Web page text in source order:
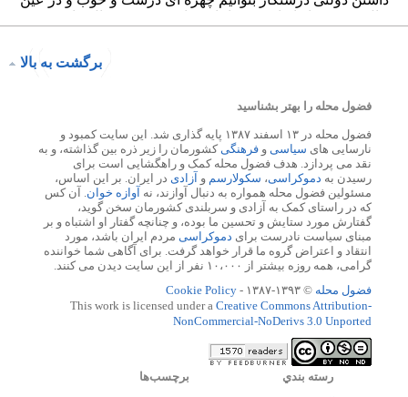
برگشت به بالا
فضول محله را بهتر بشناسید
فضول محله در ۱۳ اسفند ۱۳۸۷ پایه گذاری شد. این سایت کمبود و
نارسایی های سیاسی و فرهنگیکشورمان را زیر ذره بین گذاشته، و به
نقد می پردازد. هدف فضول محله کمک و راهگشایی است برای
رسیدن به دموکراسی، سکولارسم و آزادی در ایران. بر این اساس،
مسئولین فضول محله همواره به دنبال آوازند، نه آوازه خوان. آن کس
که در راستای کمک به آزادی و سربلندی کشورمان سخن گوید،
گفتارش مورد ستایش و تحسین ما بوده، و چنانچه گفتار او اشتباه و بر
مبنای سیاست نادرست برای دموکراسی مردم ایران باشد، مورد
انتقاد و اعتراض گروه ما قرار خواهد گرفت. برای آگاهی شما خواننده
گرامی، همه روزه بیشتر از ۱۰،۰۰۰ نفر از این سایت دیدن می کنند.
فضول محله © ۱۳۹۳-۱۳۸۷ -
Cookie Policy
This work is licensed under a Creative Commons Attribution-
NonCommercial-NoDerivs 3.0 Unported
رسته بندي برچسب‌ها